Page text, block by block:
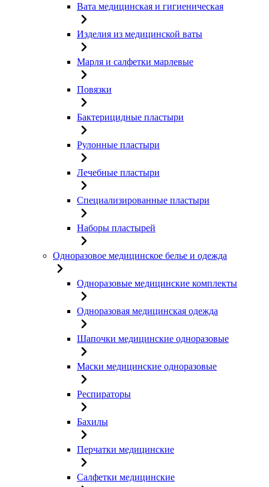
Вата медицинская и гигиеническая
Изделия из медицинской ваты
Марля и салфетки марлевые
Повязки
Бактерицидные пластыри
Рулонные пластыри
Лечебные пластыри
Специализированные пластыри
Наборы пластырей
Одноразовое медицинское белье и одежда
Одноразовые медицинские комплекты
Одноразовая медицинская одежда
Шапочки медицинские одноразовые
Маски медицинские одноразовые
Респираторы
Бахилы
Перчатки медицинские
Салфетки медицинские